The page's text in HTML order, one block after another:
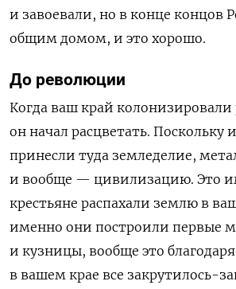
и завоевали, но в конце концов
общим домом, и это хорошо.
До революции
Когда ваш край колонизировали
он начал расцветать. Поскольку
принесли туда земледелие,
и вообще — цивилизацию. Это
крестьяне распахали землю в
именно они построили первые
и кузницы, вообще это
в вашем крае все закрутилось-